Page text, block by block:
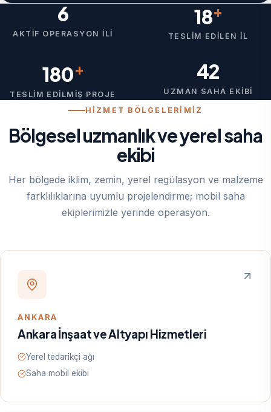
6
AKTIF OPERASYON İLI
18+
TESLIM EDILEN İL
180+
TESLIM EDILMIŞ PROJE
42
UZMAN SAHA EKIBI
HİZMET BÖLGELERİMİZ
Bölgesel uzmanlık ve yerel saha
ekibi
Her bölgede iklim, zemin, yerel regülasyon ve malzeme
farklılıklarına uyumlu projelendirme; mobil saha
ekiplerimizle yerinde operasyon.
ANKARA
Ankara İnşaat ve Altyapı Hizmetleri
Yerel tedarikçi ağı
Saha mobil ekibi